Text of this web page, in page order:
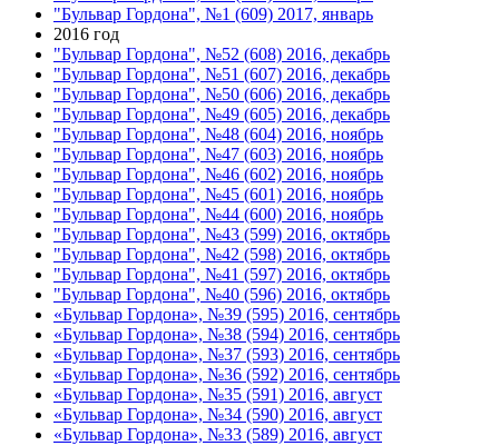
"Бульвар Гордона", №1 (609) 2017, январь
2016 год
"Бульвар Гордона", №52 (608) 2016, декабрь
"Бульвар Гордона", №51 (607) 2016, декабрь
"Бульвар Гордона", №50 (606) 2016, декабрь
"Бульвар Гордона", №49 (605) 2016, декабрь
"Бульвар Гордона", №48 (604) 2016, ноябрь
"Бульвар Гордона", №47 (603) 2016, ноябрь
"Бульвар Гордона", №46 (602) 2016, ноябрь
"Бульвар Гордона", №45 (601) 2016, ноябрь
"Бульвар Гордона", №44 (600) 2016, ноябрь
"Бульвар Гордона", №43 (599) 2016, октябрь
"Бульвар Гордона", №42 (598) 2016, октябрь
"Бульвар Гордона", №41 (597) 2016, октябрь
"Бульвар Гордона", №40 (596) 2016, октябрь
«Бульвар Гордона», №39 (595) 2016, сентябрь
«Бульвар Гордона», №38 (594) 2016, сентябрь
«Бульвар Гордона», №37 (593) 2016, сентябрь
«Бульвар Гордона», №36 (592) 2016, сентябрь
«Бульвар Гордона», №35 (591) 2016, август
«Бульвар Гордона», №34 (590) 2016, август
«Бульвар Гордона», №33 (589) 2016, август